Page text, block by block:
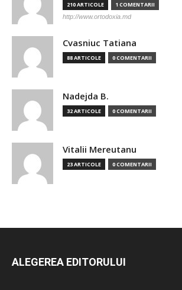
210 ARTICOLE 1 COMENTARII
http://www.ortodoxia.md
Cvasniuc Tatiana
88 ARTICOLE 0 COMENTARII
Nadejda B.
32 ARTICOLE 0 COMENTARII
Vitalii Mereutanu
23 ARTICOLE 0 COMENTARII
ALEGEREA EDITORULUI